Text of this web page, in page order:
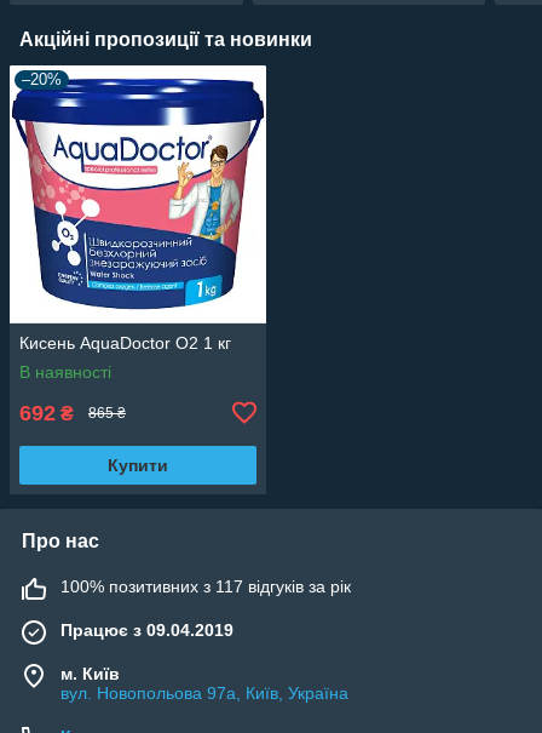
Акційні пропозиції та новинки
–20%
Кисень AquaDoctor O2 1 кг
В наявності
692 ₴ 865 ₴
Купити
Про нас
100% позитивних з 117 відгуків за рік
Працює з 09.04.2019
м. Київ
вул. Новопольова 97а, Київ, Україна